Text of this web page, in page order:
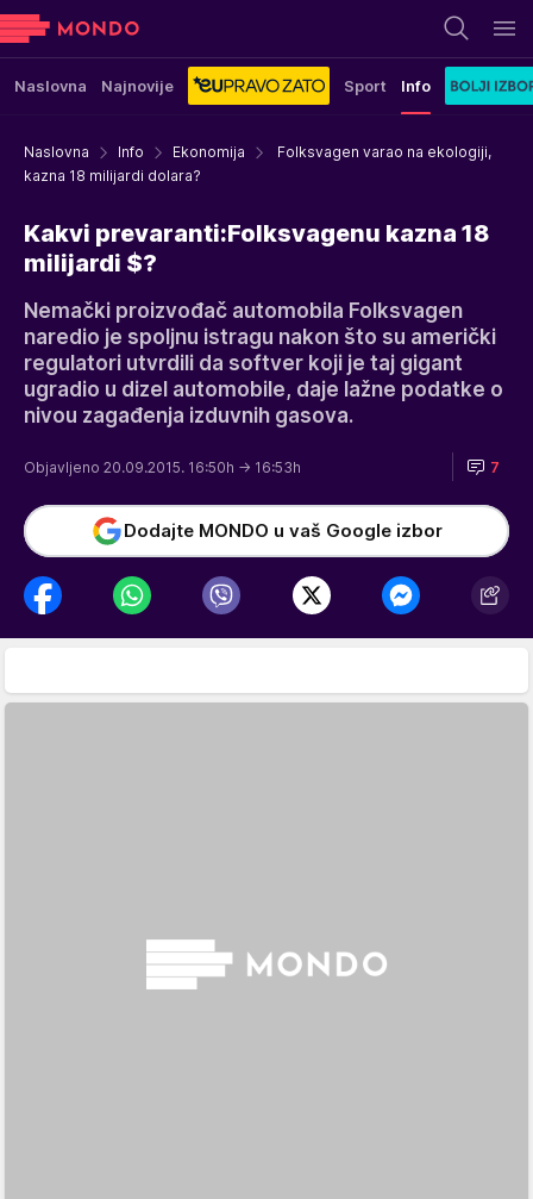
Naslovna Najnovije Sport Info
Naslovna Info Ekonomija
Folksvagen varao na ekologiji,
kazna 18 milijardi dolara?
Kakvi prevaranti:Folksvagenu kazna 18
milijardi $?
Nemački proizvođač automobila Folksvagen
naredio je spoljnu istragu nakon što su američki
regulatori utvrdili da softver koji je taj gigant
ugradio u dizel automobile, daje lažne podatke o
nivou zagađenja izduvnih gasova.
Objavljeno 20.09.2015. 16:50h → 16:53h 7
Dodajte MONDO u vaš Google izbor